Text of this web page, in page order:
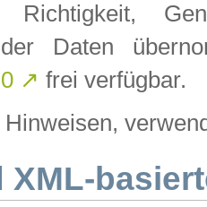
der Daten
↗ frei verfügbar.
Hinweisen,
XML-